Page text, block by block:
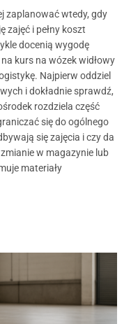
zaplanować wtedy, gdy
zajęć i pełny koszt
docenią wygodę
kurs na wózek widłowy
Najpierw oddziel
i dokładnie sprawdź,
rozdziela część
się do ogólnego
się zajęcia i czy da
w magazynie lub
materiały